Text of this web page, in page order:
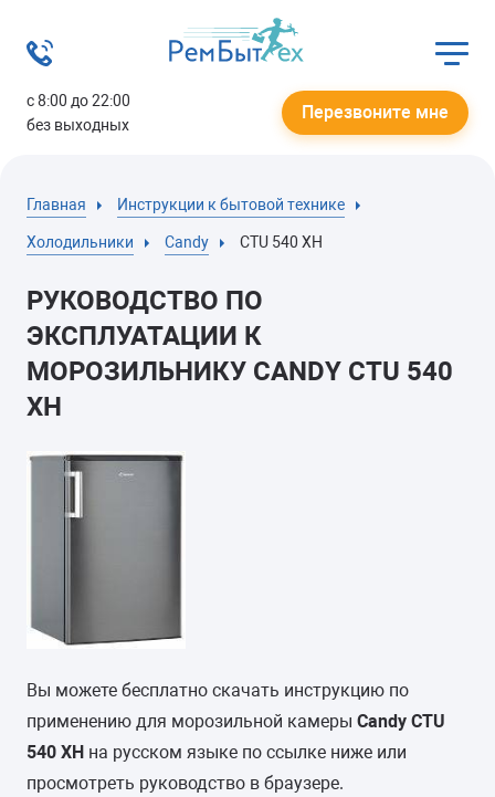
с 8:00 до 22:00
без выходных
Перезвоните мне
Главная Инструкции к бытовой технике
Холодильники Candy CTU 540 XH
РУКОВОДСТВО ПО
ЭКСПЛУАТАЦИИ К
МОРОЗИЛЬНИКУ CANDY CTU 540
XH
Вы можете бесплатно скачать инструкцию по
применению для морозильной камеры Candy CTU
540 XH на русском языке по ссылке ниже или
просмотреть руководство в браузере.